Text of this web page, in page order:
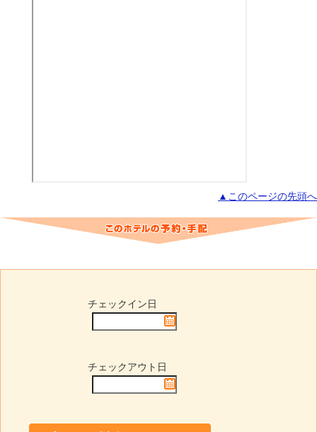
▲このページの先頭へ
チェックイン日
チェックアウト日